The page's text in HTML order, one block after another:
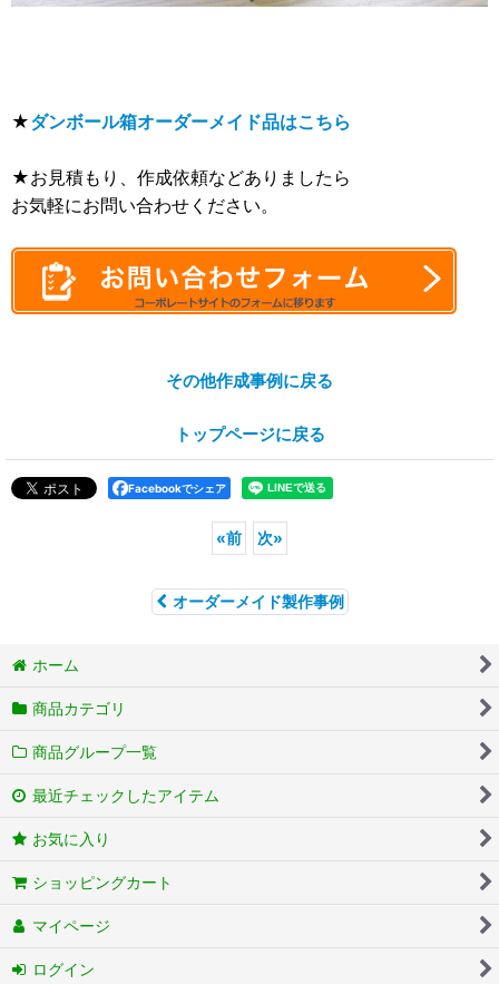
★ダンボール箱オーダーメイド品はこちら
★お見積もり、作成依頼などありましたら
お気軽にお問い合わせください。
その他作成事例に戻る
トップページに戻る
Facebookでシェア
«前 次»
オーダーメイド製作事例
ホーム
商品カテゴリ
商品グループ一覧
最近チェックしたアイテム
お気に入り
ショッピングカート
マイページ
ログイン